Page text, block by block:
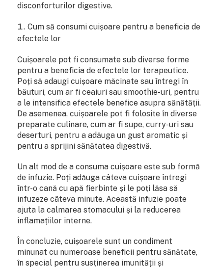
disconforturilor digestive.
Cum să consumi cuișoare pentru a beneficia de
efectele lor
Cuișoarele pot fi consumate sub diverse forme
pentru a beneficia de efectele lor terapeutice.
Poți să adaugi cuișoare măcinate sau întregi în
băuturi, cum ar fi ceaiuri sau smoothie-uri, pentru
a le intensifica efectele benefice asupra sănătății.
De asemenea, cuișoarele pot fi folosite în diverse
preparate culinare, cum ar fi supe, curry-uri sau
deserturi, pentru a adăuga un gust aromatic și
pentru a sprijini sănătatea digestivă.
Un alt mod de a consuma cuișoare este sub formă
de infuzie. Poți adăuga câteva cuișoare întregi
într-o cană cu apă fierbinte și le poți lăsa să
infuzeze câteva minute. Această infuzie poate
ajuta la calmarea stomacului și la reducerea
inflamațiilor interne.
În concluzie, cuișoarele sunt un condiment
minunat cu numeroase beneficii pentru sănătate,
în special pentru susținerea imunității și